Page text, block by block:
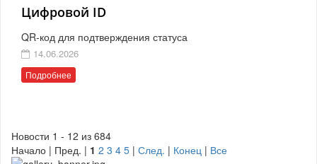
Цифровой ID
QR-код для подтверждения статуса
14.06.2026
Подробнее
Новости 1 - 12 из 684
Начало | Пред. | 1 2 3 4 5 | След. | Конец | Все